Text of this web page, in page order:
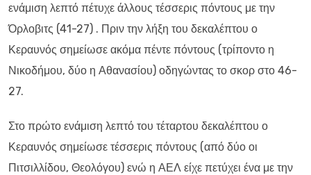
ενάμιση λεπτό πέτυχε άλλους τέσσερις πόντους με την
Όρλοβιτς (41-27) . Πριν την λήξη του δεκαλέπτου ο
Κεραυνός σημείωσε ακόμα πέντε πόντους (τρίποντο η
Νικοδήμου, δύο η Αθανασίου) οδηγώντας το σκορ στο 46-
27.
Στο πρώτο ενάμιση λεπτό του τέταρτου δεκαλέπτου ο
Κεραυνός σημείωσε τέσσερις πόντους (από δύο οι
Πιτσιλλίδου, Θεολόγου) ενώ η ΑΕΛ είχε πετύχει ένα με την